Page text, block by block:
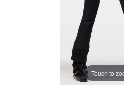
Touch to